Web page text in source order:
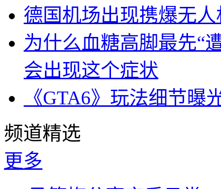
德国机场出现携爆无
为什么血糖高脚最先“
会出现这个症状
《GTA6》玩法细节
频道精选
更多